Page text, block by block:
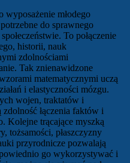
wyposażenie młodego
do sprawnego
To połączenie
historii, nauk
zdolnościami
Tak znienawidzone
matematycznymi uczą
i elastyczności mózgu.
wojen, traktatów i
łączenia faktów i
Kolejne trącające myszką
tożsamości, płaszczyzny
przyrodnicze pozwalają
go wykorzystywać i